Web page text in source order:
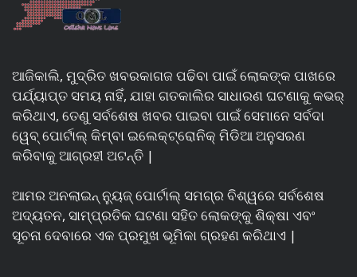
ଆଜିକାଲି, ମୁଦ୍ରିତ ଖବରକାଗଜ ପଢିବା ପାଇଁ ଲୋକଙ୍କ ପାଖରେ
ପର୍ଯ୍ୟାପ୍ତ ସମୟ ନାହିଁ, ଯାହା ଗତକାଲିର ସାଧାରଣ ଘଟଣାକୁ କଭର୍
କରିଥାଏ, ତେଣୁ ସର୍ବଶେଷ ଖବର ପାଇବା ପାଇଁ ସେମାନେ ସର୍ବଦା
ୱେବ୍ ପୋର୍ଟାଲ୍ କିମ୍ବା ଇଲେକ୍ଟ୍ରୋନିକ୍ ମିଡିଆ ଅନୁସରଣ
କରିବାକୁ ଆଗ୍ରହୀ ଅଟନ୍ତି |
ଆମର ଅନଲାଇନ୍ ନ୍ୟୁଜ୍ ପୋର୍ଟାଲ୍ ସମଗ୍ର ବିଶ୍ୱରେ ସର୍ବଶେଷ
ଅଦ୍ୟତନ, ସାମ୍ପ୍ରତିକ ଘଟଣା ସହିତ ଲୋକଙ୍କୁ ଶିକ୍ଷା ଏବଂ
ସୂଚନା ଦେବାରେ ଏକ ପ୍ରମୁଖ ଭୂମିକା ଗ୍ରହଣ କରିଥାଏ |